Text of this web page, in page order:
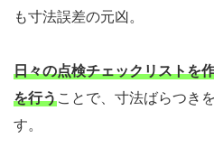
も寸法誤差の元凶。
日々の点検チェックリストを
を行うことで、寸法ばらつき
す。